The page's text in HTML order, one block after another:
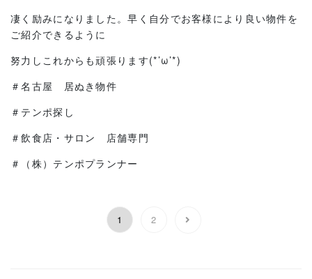
凄く励みになりました。早く自分でお客様により良い物件を
ご紹介できるように
努力しこれからも頑張ります(*’ω’*)
＃名古屋 居ぬき物件
＃テンポ探し
＃飲食店・サロン 店舗専門
＃（株）テンポプランナー
1 2